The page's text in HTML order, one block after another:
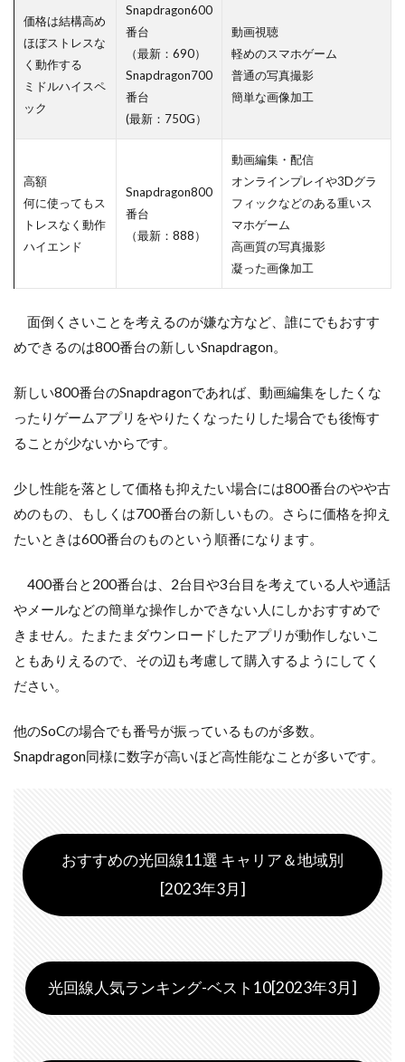
価格は結構高め
ほぼストレスな
く動作する
ミドルハイスペ
ック
Snapdragon600
番台
（最新：690）
Snapdragon700
番台
(最新：750G）
動画視聴
軽めのスマホゲーム
普通の写真撮影
簡単な画像加工
高額
何に使ってもス
トレスなく動作
ハイエンド
Snapdragon800
番台
（最新：888）
動画編集・配信
オンラインプレイや3Dグラ
フィックなどのある重いス
マホゲーム
高画質の写真撮影
凝った画像加工
面倒くさいことを考えるのが嫌な方など、誰にでもおすす
めできるのは800番台の新しいSnapdragon。
新しい800番台のSnapdragonであれば、動画編集をしたくな
ったりゲームアプリをやりたくなったりした場合でも後悔す
ることが少ないからです。
少し性能を落として価格も抑えたい場合には800番台のやや古
めのもの、もしくは700番台の新しいもの。さらに価格を抑え
たいときは600番台のものという順番になります。
400番台と200番台は、2台目や3台目を考えている人や通話
やメールなどの簡単な操作しかできない人にしかおすすめで
きません。たまたまダウンロードしたアプリが動作しないこ
ともありえるので、その辺も考慮して購入するようにしてく
ださい。
他のSoCの場合でも番号が振っているものが多数。
Snapdragon同様に数字が高いほど高性能なことが多いです。
おすすめの光回線11選 キャリア＆地域別
[2023年3月]
光回線人気ランキング-ベスト10[2023年3月]